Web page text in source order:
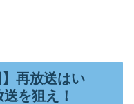
】再放送はい
を狙え！